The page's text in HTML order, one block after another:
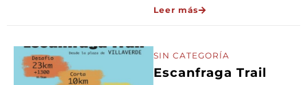
Leer más
SIN CATEGORÍA
Escanfraga Trail